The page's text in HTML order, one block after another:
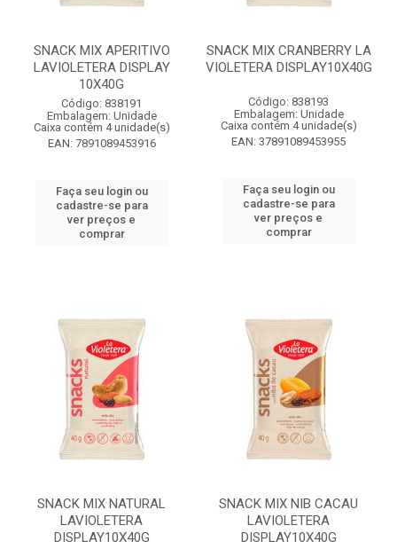
SNACK MIX APERITIVO
LAVIOLETERA DISPLAY
10X40G
Código: 838191
Embalagem: Unidade
Caixa contém 4 unidade(s)
EAN: 7891089453916
Faça seu login ou
cadastre-se para
ver preços e
comprar
SNACK MIX CRANBERRY LA
VIOLETERA DISPLAY10X40G
Código: 838193
Embalagem: Unidade
Caixa contém 4 unidade(s)
EAN: 37891089453955
Faça seu login ou
cadastre-se para
ver preços e
comprar
SNACK MIX NATURAL
LAVIOLETERA
DISPLAY10X40G
SNACK MIX NIB CACAU
LAVIOLETERA
DISPLAY10X40G